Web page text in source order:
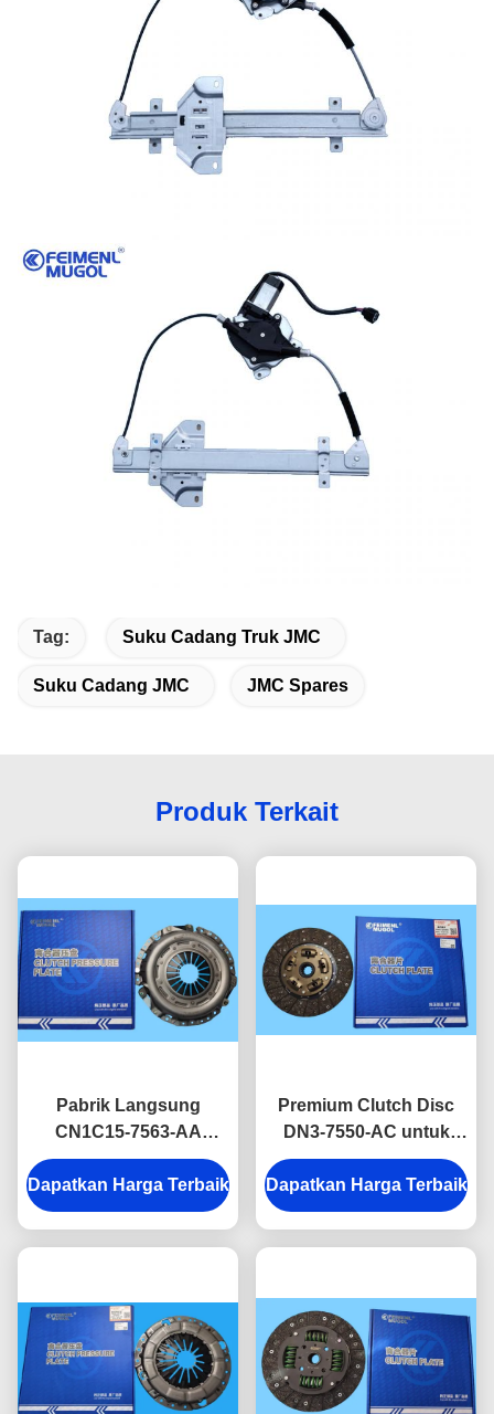
Tag: Suku Cadang Truk JMC
Suku Cadang JMC JMC Spares
Produk Terkait
Pabrik Langsung
CN1C15-7563-AA
Clutch Pressure Plate
untuk JMC Baodian
Euro III & Great Wall
Dapatkan Harga Terbaik
Premium Clutch Disc
DN3-7550-AC untuk
JMC N800 4D30 untuk
Smooth Gear
Engagement dan Long
Dapatkan Harga Terbaik